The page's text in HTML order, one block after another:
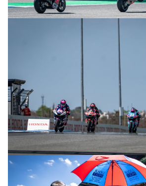
© R. Lekl & S. Wobser